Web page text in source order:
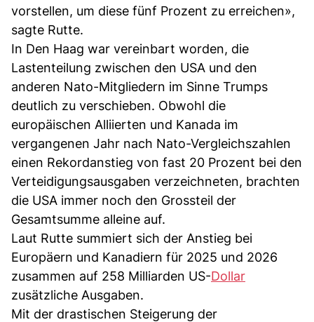
vorstellen, um diese fünf Prozent zu erreichen»,
sagte Rutte.
In Den Haag war vereinbart worden, die
Lastenteilung zwischen den USA und den
anderen Nato-Mitgliedern im Sinne Trumps
deutlich zu verschieben. Obwohl die
europäischen Alliierten und Kanada im
vergangenen Jahr nach Nato-Vergleichszahlen
einen Rekordanstieg von fast 20 Prozent bei den
Verteidigungsausgaben verzeichneten, brachten
die USA immer noch den Grossteil der
Gesamtsumme alleine auf.
Laut Rutte summiert sich der Anstieg bei
Europäern und Kanadiern für 2025 und 2026
zusammen auf 258 Milliarden US-Dollar
zusätzliche Ausgaben.
Mit der drastischen Steigerung der